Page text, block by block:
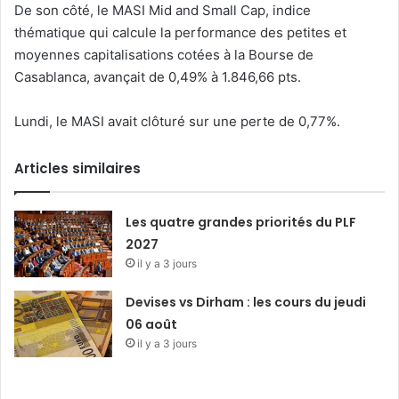
De son côté, le MASI Mid and Small Cap, indice
thématique qui calcule la performance des petites et
moyennes capitalisations cotées à la Bourse de
Casablanca, avançait de 0,49% à 1.846,66 pts.
Lundi, le MASI avait clôturé sur une perte de 0,77%.
Articles similaires
Les quatre grandes priorités du PLF
2027
il y a 3 jours
Devises vs Dirham : les cours du jeudi
06 août
il y a 3 jours